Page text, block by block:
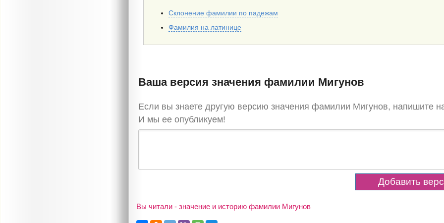
Склонение фамилии по падежам
Фамилия на латинице
Ваша версия значения фамилии Мигунов
Если вы знаете другую версию значения фамилии Мигунов, напишите
И мы ее опубликуем!
Вы читали - значение и историю фамилии Мигунов